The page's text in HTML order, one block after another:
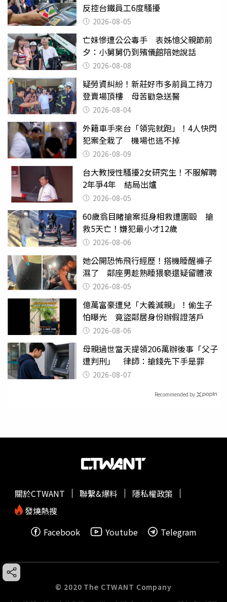
反控台鐵員工6度騷擾
2026-08-05
亡妹慘遭公公毒手 表姊憶父親節前
夕：小舅舅仍到殯儀館陪她說話
2026-08-08
疑勞資糾紛！新莊好市多前員工持刀
登賣場頂樓 母苦勸急送醫
2026-08-04
外籍車手來台「領完就跑」！4人快閃
犯案全栽了 機場也逃不掉
2026-08-09
台大教授性騷擾2女研究生！不服解聘
2年爭4年 結局出爐
2026-08-05
60歲翁目睹搶案挺身相救遭圍毆 搶
救5天亡！嫌犯最小才12歲
2026-08-06
她公開恐怖飛行經歷！搭機睡醒褲子
濕了 鄰座男趁熟睡猥褻還疑留體液
2026-08-05
億萬富豪遭兒「大義滅親」！偷生子
怕曝光 竟盜鄰居身份辦假證落戶
2026-08-06
母親過世當天提領206萬辦後事「父子
遭判刑」 律師：搶錢先下手是罪
2026-08-07
Recommended by
關於CTWANT 聯繫&爆料
隱私權政策
發燒熱搜
Facebook
Youtube Telegram
© 2020 The CTWANT Company